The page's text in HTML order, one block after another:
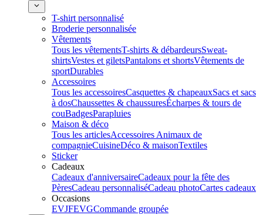
T-shirt personnalisé
Broderie personnalisée
Vêtements
Tous les vêtementsT-shirts & débardeursSweat-
shirtsVestes et giletsPantalons et shortsVêtements de
sportDurables
Accessoires
Tous les accessoiresCasquettes & chapeauxSacs et sacs
à dosChaussettes & chaussuresÉcharpes & tours de
couBadgesParapluies
Maison & déco
Tous les articlesAccessoires Animaux de
compagnieCuisineDéco & maisonTextiles
Sticker
Cadeaux
Cadeaux d'anniversaireCadeaux pour la fête des
PèresCadeau personnaliséCadeau photoCartes cadeaux
Occasions
EVJFEVGCommande groupée